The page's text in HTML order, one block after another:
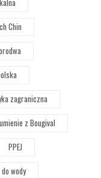
Chin
zagraniczna
z Bougival
PPEJ
wody